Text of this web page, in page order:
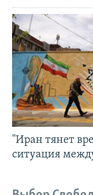
"Иран тянет
ситуация